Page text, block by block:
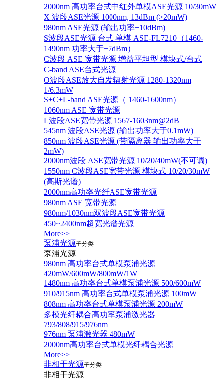
2000nm 高功率台式中红外单模ASE光源 10/30mW
X 波段ASE光源 1000nm, 13dBm (>20mW)
980nm ASE光源 (输出功率+10dBm)
S波段ASE光源 台式 单模 ASE-FL7210（1460-
1490nm 功率大于+7dBm）
C波段 ASE 宽带光源 增益平坦型 模块式/台式
C-band ASE台式光源
O波段ASE放大自发辐射光源 1280-1320nm
1/6.3mW
S+C+L-band ASE光源（ 1460-1600nm）
1060nm ASE 宽带光源
L波段ASE宽带光源 1567-1603nm@2dB
545nm 波段ASE光源 (输出功率大于0.1mW)
850nm 波段ASE光源 (带隔离器 输出功率大于
2mW)
2000nm波段 ASE宽带光源 10/20/40mW(不可调)
1550nm C波段ASE宽带光源 模块式 10/20/30mW
(高斯光谱)
2000nm高功率光纤ASE宽带光源
980nm ASE 宽带光源
980nm/1030nm双波段ASE宽带光源
450~2400nm超宽光谱光源
More>>
泵浦光源子分类
泵浦光源
980nm 高功率台式单模泵浦光源
420mW/600mW/800mW/1W
1480nm 高功率台式单模泵浦光源 500/600mW
910/915nm 高功率台式单模泵浦光源 100mW
808nm 高功率台式单模泵浦光源 200mW
多模光纤耦合高功率泵浦激光器
793/808/915/976nm
976nm 泵浦激光器 480mW
2000nm高功率台式单模光纤耦合光源
More>>
非相干光源子分类
非相干光源